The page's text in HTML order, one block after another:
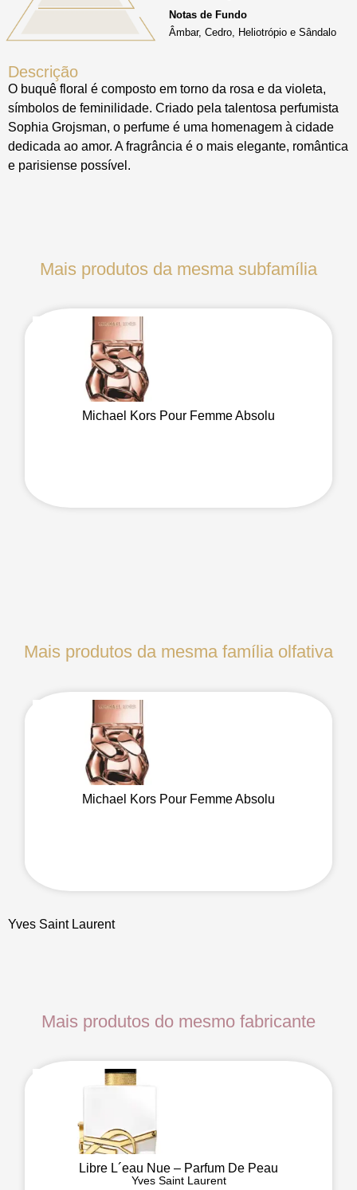
Descrição
O buquê floral é composto em torno da rosa e da violeta,
símbolos de feminilidade. Criado pela talentosa perfumista
Sophia Grojsman, o perfume é uma homenagem à cidade
dedicada ao amor. A fragrância é o mais elegante, romântica
e parisiense possível.
Notas de Fundo
Âmbar, Cedro, Heliotrópio e Sândalo
Mais produtos da mesma subfamília
Michael Kors Pour Femme Absolu
Mais produtos da mesma família olfativa
Michael Kors Pour Femme Absolu
Yves Saint Laurent
Mais produtos do mesmo fabricante
Libre L´eau Nue – Parfum De Peau
Yves Saint Laurent